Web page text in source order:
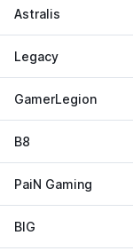
Astralis
Legacy
GamerLegion
B8
PaiN Gaming
BIG